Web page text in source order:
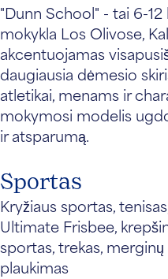
"Dunn School" - tai 6-
mokykla Los Olivose,
akcentuojamas
daugiausia dėmesio
atletikai, menams ir
mokymosi modelis
ir atsparumą.
Sportas
Kryžiaus sportas,
Ultimate Frisbee,
sportas, trekas,
plaukimas